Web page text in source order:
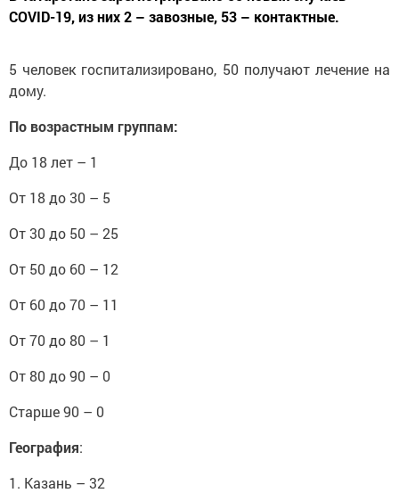
COVID-19, из них 2 – завозные, 53 – контактные.
5 человек госпитализировано, 50 получают лечение на
дому.
По возрастным группам:
До 18 лет – 1
От 18 до 30 – 5
От 30 до 50 – 25
От 50 до 60 – 12
От 60 до 70 – 11
От 70 до 80 – 1
От 80 до 90 – 0
Старше 90 – 0
География:
1. Казань – 32